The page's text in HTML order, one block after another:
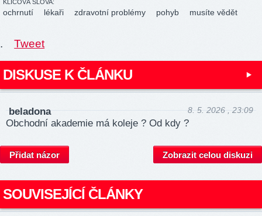
KLÍČOVÁ SLOVA:
ochrnutí lékaři zdravotní problémy pohyb musíte vědět
. Tweet
DISKUSE K ČLÁNKU
beladona 8. 5. 2026 , 23:09
Obchodní akademie má koleje ? Od kdy ?
Přidat názor Zobrazit celou diskuzi
SOUVISEJÍCÍ ČLÁNKY